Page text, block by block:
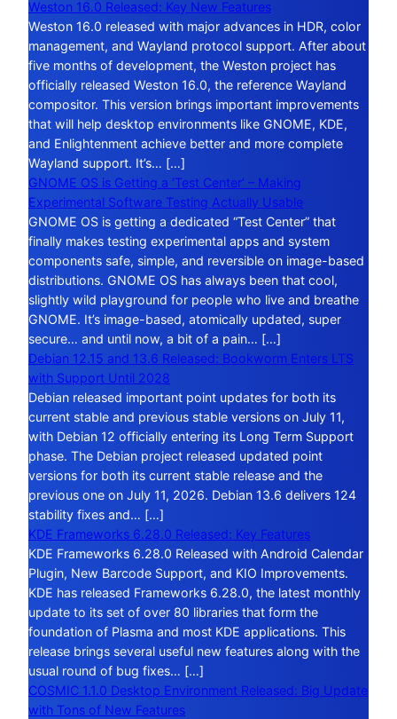
Weston 16.0 Released: Key New Features
Weston 16.0 released with major advances in HDR, color
management, and Wayland protocol support. After about
five months of development, the Weston project has
officially released Weston 16.0, the reference Wayland
compositor. This version brings important improvements
that will help desktop environments like GNOME, KDE,
and Enlightenment achieve better and more complete
Wayland support. It’s… […]
GNOME OS is Getting a ‘Test Center’ – Making
Experimental Software Testing Actually Usable
GNOME OS is getting a dedicated “Test Center” that
finally makes testing experimental apps and system
components safe, simple, and reversible on image-based
distributions. GNOME OS has always been that cool,
slightly wild playground for people who live and breathe
GNOME. It’s image-based, atomically updated, super
secure… and until now, a bit of a pain… […]
Debian 12.15 and 13.6 Released: Bookworm Enters LTS
with Support Until 2028
Debian released important point updates for both its
current stable and previous stable versions on July 11,
with Debian 12 officially entering its Long Term Support
phase. The Debian project released updated point
versions for both its current stable release and the
previous one on July 11, 2026. Debian 13.6 delivers 124
stability fixes and… […]
KDE Frameworks 6.28.0 Released: Key Features
KDE Frameworks 6.28.0 Released with Android Calendar
Plugin, New Barcode Support, and KIO Improvements.
KDE has released Frameworks 6.28.0, the latest monthly
update to its set of over 80 libraries that form the
foundation of Plasma and most KDE applications. This
release brings several useful new features along with the
usual round of bug fixes… […]
COSMIC 1.1.0 Desktop Environment Released: Big Update
with Tons of New Features